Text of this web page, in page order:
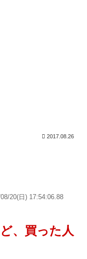
2017.08.26
08/20(日) 17:54:06.88
、買った人